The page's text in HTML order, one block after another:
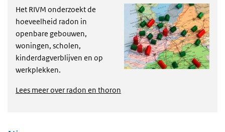
Het RIVM onderzoekt de
hoeveelheid radon in
openbare gebouwen,
woningen, scholen,
kinderdagverblijven en op
werkplekken.
Lees meer over radon en thoron